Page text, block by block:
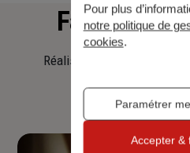
Faitesune
Réalisez une simulation
Pour plus
notre politique de
cookies.
Paramétrer
Accepter &